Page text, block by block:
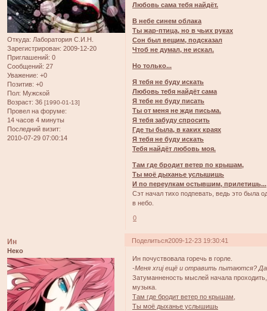
Откуда: Лаборатория С.И.Н.
Зарегистрирован: 2009-12-20
Приглашений: 0
Сообщений: 27
Уважение: +0
Позитив: +0
Пол: Мужской
Возраст: 36 [1990-01-13]
Провел на форуме:
14 часов 4 минуты
Последний визит:
2010-07-29 07:00:14
Любовь сама тебя найдёт.
В небе синем облака
Ты жар-птица, но в чьих руках
Сон был вещим, подсказал
Чтоб не думал, не искал.
Но только...
Я тебя не буду искать
Любовь тебя найдёт сама
Я тебе не буду писать
Ты от меня не жди письма.
Я тебя забуду спросить
Где ты была, в каких краях
Я тебя не буду искать
Тебя найдёт любовь моя.
Там где бродит ветер по крышам,
Ты моё дыханье услышишь
И по переулкам остывшим, прилетишь...
Сэт начал тихо подпевать, ведь это была
в небо.
0
Поделиться2009-12-23 19:30:41
Ин
Неко
Ин почуствовала горечь в горле.
-Меня xruj ещё и отравить пытаются? Да
Затуманненость мыслей начала
музыка.
Там где бродит ветер по крышам,
Ты моё дыханье услышишь